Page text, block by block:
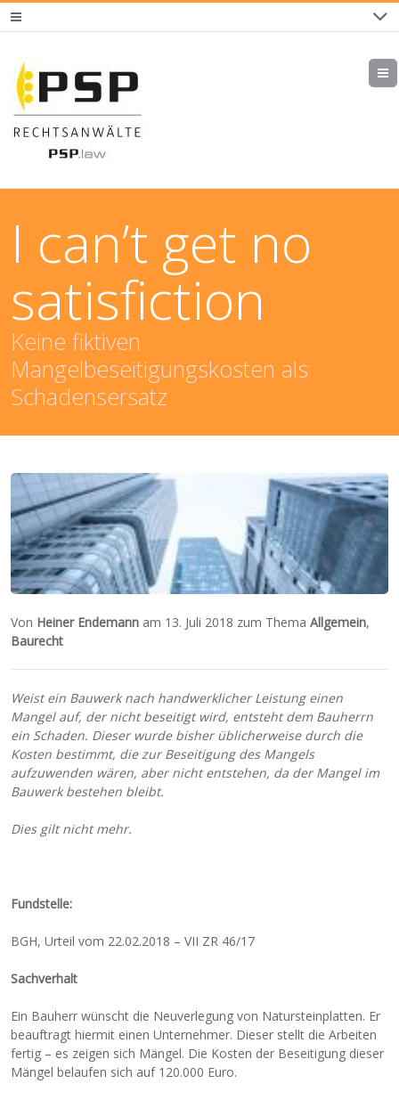
I can’t get no
satisfiction
Keine fiktiven
Mangelbeseitigungskosten als
Schadensersatz
Von Heiner Endemann am 13. Juli 2018 zum ThemaAllgemein,
Baurecht
Weist ein Bauwerk nach handwerklicher Leistung einen
Mangel auf, der nicht beseitigt wird, entsteht dem Bauherrn
ein Schaden. Dieser wurde bisher üblicherweise durch die
Kosten bestimmt, die zur Beseitigung des Mangels
aufzuwenden wären, aber nicht entstehen, da der Mangel im
Bauwerk bestehen bleibt.
Dies gilt nicht mehr.
Fundstelle:
BGH, Urteil vom 22.02.2018 – VII ZR 46/17
Sachverhalt
Ein Bauherr wünscht die Neuverlegung von Natursteinplatten. Er
beauftragt hiermit einen Unternehmer. Dieser stellt die Arbeiten
fertig – es zeigen sich Mängel. Die Kosten der Beseitigung dieser
Mängel belaufen sich auf 120.000 Euro.